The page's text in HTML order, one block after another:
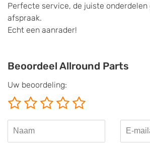
Perfecte service, de juiste onderdelen
afspraak.
Echt een aanrader!
Beoordeel Allround Parts
Uw beoordeling: